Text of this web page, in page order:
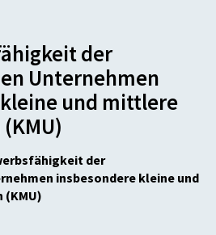
der
Unternehmen
und mittlere
der
insbesondere kleine und